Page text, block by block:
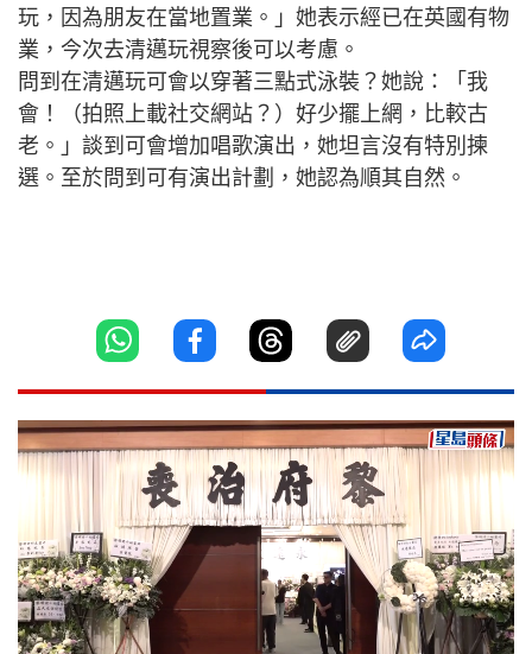
玩，因為朋友在當地置業。」她表示經已在英國有物
業，今次去清邁玩視察後可以考慮。
問到在清邁玩可會以穿著三點式泳裝？她說：「我
會！（拍照上載社交網站？）好少擺上網，比較古
老。」談到可會增加唱歌演出，她坦言沒有特別揀
選。至於問到可有演出計劃，她認為順其自然。